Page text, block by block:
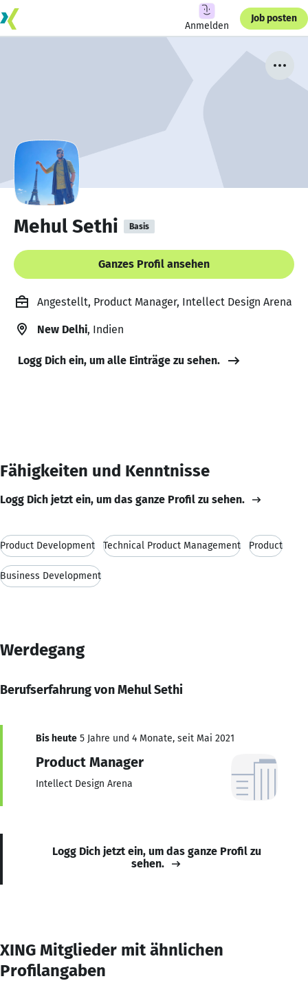
Anmelden
Job posten
Mehul Sethi Basis
Ganzes Profil ansehen
Angestellt, Product Manager, Intellect Design Arena
New Delhi, Indien
Logg Dich ein, um alle Einträge zu sehen.
Fähigkeiten und Kenntnisse
Logg Dich jetzt ein, um das ganze Profil zu sehen.
Product Development Technical Product Management Product
Business Development
Werdegang
Berufserfahrung von Mehul Sethi
Bis heute 5 Jahre und 4 Monate, seit Mai 2021
Product Manager
Intellect Design Arena
Logg Dich jetzt ein, um das ganze Profil zu
sehen.
XING Mitglieder mit ähnlichen
Profilangaben